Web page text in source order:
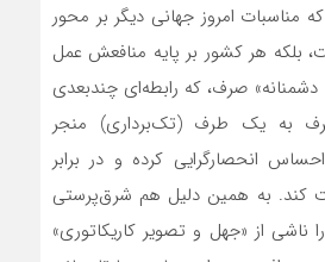
مناسبات امروز جهانی دیگر بر محور
بلکه هر کشور بر پایه منافعش عمل
دشمنانه» صرف، که رابطه‌‌ای چندبعدی
به یک طرف (تک‌برداری) منجر
انحصارگرایی کرده و در برابر
کند. به همین دلیل هم شرق‌پرستی
ناشی از «جهل و تصویر کاریکاتوری»